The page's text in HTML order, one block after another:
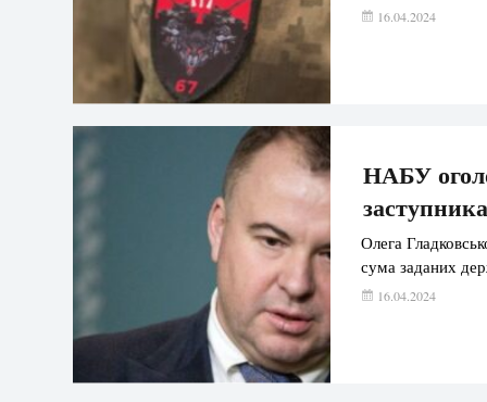
16.04.2024
НАБУ
Олега
сума заданих
16.04.2024